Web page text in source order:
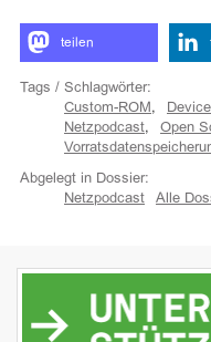
teilen
Tags / Schlagwörter:
Custom-ROM ,
Netzpodcast, Open
Abgelegt in Dossier:
Netzpodcast
Alle